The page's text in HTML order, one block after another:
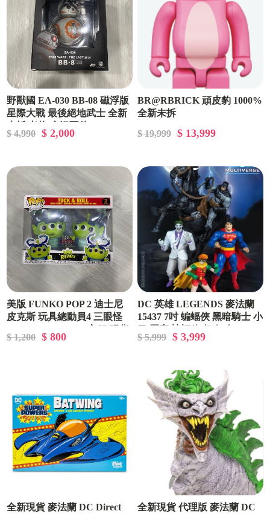
野獸國 EA-030 BB-08 磁浮版
星際大戰 最後絕地武士 全新
$ 4,990 $ 2,000
BR@RBRICK 頑皮豹 1000%
全新未拆
$ 19,999
$ 13,999
美版 FUNKO POP 2 迪士尼
皮克斯 玩具總動員4 三眼怪
可面交
$ 1,200 $ 800
DC 英雄 LEGENDS 麥法蘭
15437 7吋 蝙蝠俠 黑暗騎士 小
款合售
$ 5,999 $ 3,999
全新現貨 麥法蘭 DC Direct
全新現貨 代理版 麥法蘭 DC